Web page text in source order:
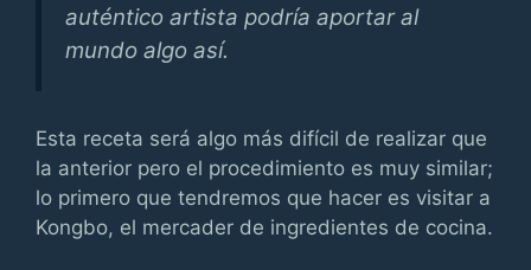
auténtico artista podría aportar al
mundo algo así.
Esta receta será algo más difícil de realizar que
la anterior pero el procedimiento es muy similar;
lo primero que tendremos que hacer es visitar a
Kongbo, el mercader de ingredientes de cocina.